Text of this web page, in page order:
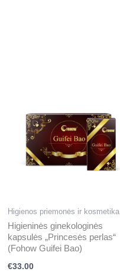
Higienos priemonės ir kosmetika
Higieninės ginekologinės
kapsulės „Princesės perlas“
(Fohow Guifei Bao)
€33.00